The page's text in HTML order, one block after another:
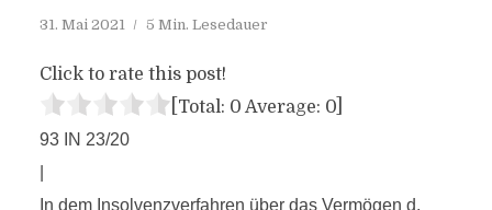
31. Mai 2021 5 Min. Lesedauer
Click to rate this post!
[Total: 0 Average: 0]
93 IN 23/20
In dem Insolvenzverfahren über das Vermögen d.